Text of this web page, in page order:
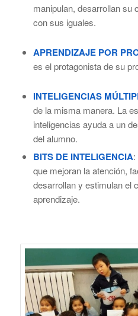
manipulan, desarrollan su
con sus iguales.
APRENDIZAJE POR
es el protagonista de su
INTELIGENCIAS
de la misma manera. La
inteligencias ayuda a un
del alumno.
BITS DE INTELIGENCIA:
que mejoran la atención,
desarrollan y estimulan el
aprendizaje.